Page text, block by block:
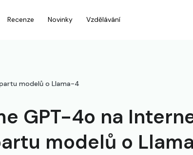
Recenze Novinky Vzdělávání
modelů o Llama-4
GPT-4o na
modelů o